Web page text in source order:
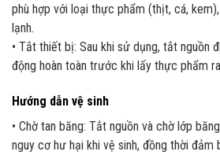
phù hợp với loại thực phẩm (thịt, cá,
lạnh.
• Tắt thiết bị: Sau khi sử dụng, tắt nguồn
động hoàn toàn trước khi lấy thực phẩm
Hướng dẫn vệ sinh
• Chờ tan băng: Tắt nguồn và chờ lớp
nguy cơ hư hại khi vệ sinh, đồng thời đảm